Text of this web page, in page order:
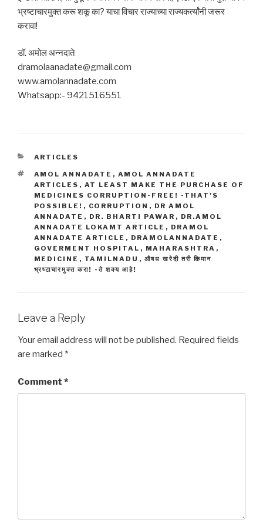
भ्रष्टाचारमुक्त करू शकू का? याचा विचार राज्याच्या राज्यकर्त्यांनी जरूर
करावा!
डॉ. अमोल अन्नदाते
dramolaanadate@gmail.com
www.amolannadate.com
Whatsapp:- 9421516551
CATEGORIES
ARTICLES
TAGS
AMOL ANNADATE , AMOL ANNADATE
ARTICLES , AT LEAST MAKE THE PURCHASE OF
MEDICINES CORRUPTION-FREE! -THAT'S
POSSIBLE! , CORRUPTION , DR AMOL
ANNADATE , DR. BHARTI PAWAR , DR.AMOL
ANNADATE LOKAMT ARTICLE , DRAMOL
ANNADATE ARTICLE , DRAMOLANNADATE ,
GOVERMENT HOSPITAL , MAHARASHTRA ,
MEDICINE , TAMILNADU , औषध खरेदी तरी किमान
भ्रष्टाचारमुक्त करा! -ते शक्य आहे!
Leave a Reply
Your email address will not be published. Required fields
are marked *
Comment *